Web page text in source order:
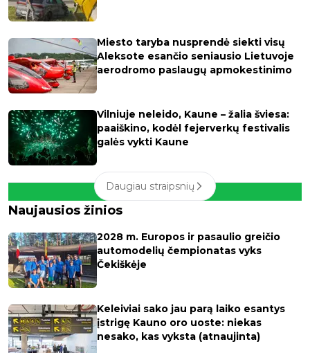
Miesto taryba nusprendė siekti visų
Aleksote esančio seniausio Lietuvoje
aerodromo paslaugų apmokestinimo
Vilniuje neleido, Kaune – žalia šviesa:
paaiškino, kodėl fejerverkų festivalis
galės vykti Kaune
Daugiau straipsnių
Naujausios žinios
2028 m. Europos ir pasaulio greičio
automodelių čempionatas vyks
Čekiškėje
Keleiviai sako jau parą laiko esantys
įstrigę Kauno oro uoste: niekas
nesako, kas vyksta (atnaujinta)